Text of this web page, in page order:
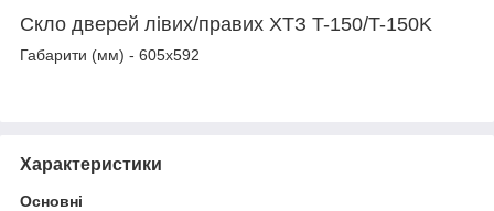
Скло дверей лівих/правих ХТЗ T-150/T-150K
Габарити (мм) - 605х592
Характеристики
Основні